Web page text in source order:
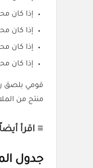
إذا كان محيط الصدر 86
إذا كان محيط الصدر 91
إذا كان محيط الصدر 96
إذا كان محيط الصدر 102
قومي بلصق
منتج من
≡ اقرأ
جدول